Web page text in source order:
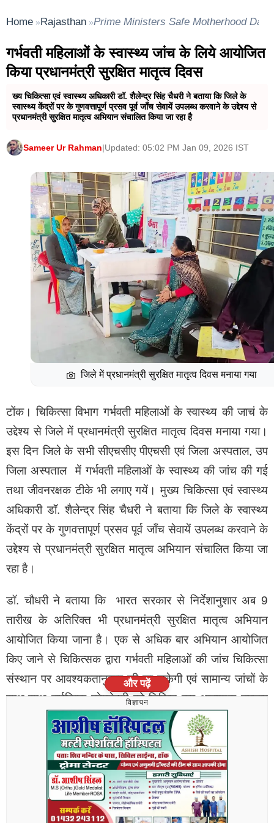
छोड$कर ऐसा जीवन जिएँ जहाँ वचन, सेवा, सुमिरन एवं संगत
सतगुरु माता ने माता सविंदर एवं राजमाता जी के जीवन को भक्ति,
समर्पण व नि:स्वार्थ सेवा का सजीव प्रतीक बताते हुए कहा कि इन
मातृशक्तियों का संपूर्ण जीवन निरंकारी मिशन के लिए एक श्रेष्ठ
उदाहरण है, जो प्रत्येक श्रद्धालु को सेवा एवं समर्पण की प्रेरणा
परमात्मा के तत्व को जानकर ही अपने वास्तविक एवं सार्थक स्वरूप
को प्राप्त करती है।
Home »Rajasthan »Prime Ministers Safe Motherhood Day
गर्भवती महिलाओं के स्वास्थ्य जांच के लिये आयोजित
किया प्रधानमंत्री सुरक्षित मातृत्व दिवस
ख्य चिकित्सा एवं स्वास्थ्य अधिकारी डॉ. शैलेन्द्र सिंह चैधरी ने बताया कि जिले के
स्वास्थ्य केंद्रों पर के गुणवत्तापूर्ण प्रसव पूर्व जाँच सेवायें उपलब्ध करवाने के उद्देश्य से
प्रधानमंत्री सुरक्षित मातृत्व अभियान संचालित किया जा रहा है
Sameer Ur Rahman|Updated: 05:02 PM Jan 09, 2026 IST
जिले में प्रधानमंत्री सुरक्षित मातृत्व दिवस मनाया गया
टोंक। चिकित्सा विभाग गर्भवती महिलाओं के स्वास्थ्य की जाचं के
उद्देश्य से जिले में प्रधानमंत्री सुरक्षित मातृत्व दिवस मनाया गया।
इस दिन जिले के सभी सीएचसीए पीएचसी एवं जिला अस्पताल, उप
जिला अस्पताल में गर्भवती महिलाओं के स्वास्थ्य की जांच की गई
तथा जीवनरक्षक टीके भी लगाए गयें। मुख्य चिकित्सा एवं स्वास्थ्य
अधिकारी डॉ. शैलेन्द्र सिंह चैधरी ने बताया कि जिले के स्वास्थ्य
केंद्रों पर के गुणवत्तापूर्ण प्रसव पूर्व जाँच सेवायें उपलब्ध करवाने के
उद्देश्य से प्रधानमंत्री सुरक्षित मातृत्व अभियान संचालित किया जा
रहा है।
डॉ. चौधरी ने बताया कि भारत सरकार से निर्देशानुशार अब 9
तारीख के अतिरिक्त भी प्रधानमंत्री सुरक्षित मातृत्व अभियान
आयोजित किया जाना है। एक से अधिक बार अभियान आयोजित
किए जाने से चिकित्सक द्वारा गर्भवती महिलाओं की जांच चिकित्सा
संस्थान पर आवश्यकतानुसार की जा सकेगी एवं सामान्य जांचों के
साथ-साथ हाईरिस्क प्रेगनेन्सी को चिन्हित कर आवश्यक उपचार
एवं सलाह दी जा सकेंगी।
टोंक जिले में जिला अस्पताल, उप जिला अस्पताल सहित सीएचसी व
पीएचसी तक के सभी चिकित्सा केंद्रों पर प्रत्येक माह की 9 तारीख
के अतिरिक्त, 18 व 27 तारीख को भी प्रधानमंत्री सुरक्षित मातृत्व
अभियान आयोजित किया जा रहा है। इन दिनांकों को राजकीय
और पढ़ें
विज्ञापन